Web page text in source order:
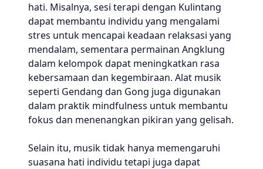
hati. Misalnya, sesi terapi dengan Kulintang
dapat membantu individu yang mengalami
stres untuk mencapai keadaan relaksasi yang
mendalam, sementara permainan Angklung
dalam kelompok dapat meningkatkan rasa
kebersamaan dan kegembiraan. Alat musik
seperti Gendang dan Gong juga digunakan
dalam praktik mindfulness untuk membantu
fokus dan menenangkan pikiran yang gelisah.
Selain itu, musik tidak hanya memengaruhi
suasana hati individu tetapi juga dapat